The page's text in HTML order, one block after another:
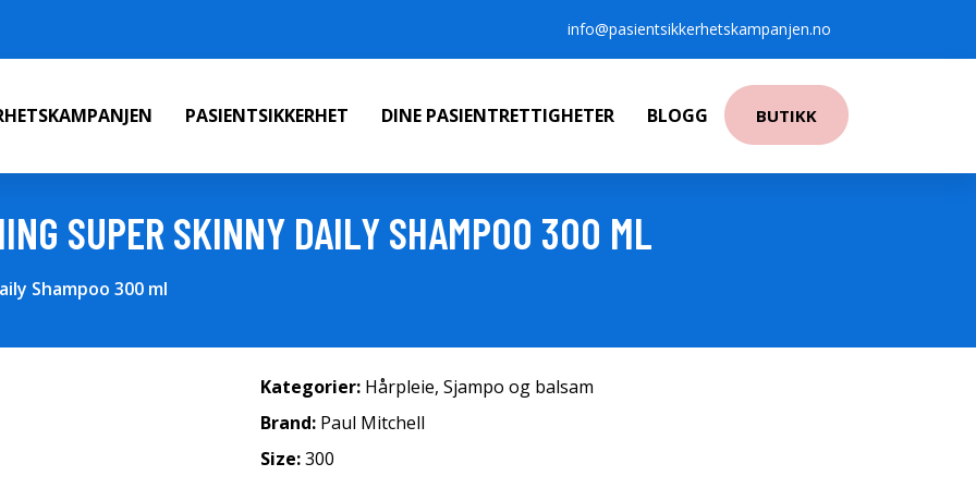
info@pasientsikkerhetskampanjen.no
PASIENTSIKKERHET DINE PASIENTRETTIGHETER BLOGG BUTIKK
SUPER SKINNY DAILY SHAMPOO 300 ML
Shampoo 300 ml
Kategorier: Hårpleie, Sjampo og balsam
Brand: Paul Mitchell
Size:300